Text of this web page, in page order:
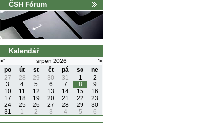
ČSH Fórum
Kalendář
< srpen 2026 >
po út st čt pá so
ne
27
28 29 30 31 1
2
3
4 5 6 7 8
9
10
11 12 13 14 15
16
17
18 19 20 21 22
23
24
25 26 27 28 29
30
31
1 2 3 4 5 6